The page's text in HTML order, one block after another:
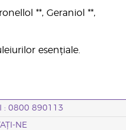
**, Geraniol **,
esențiale.
: 0800 890113
NE